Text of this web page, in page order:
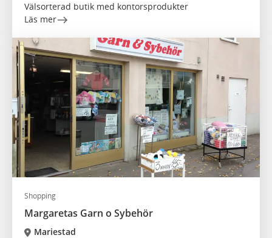
Välsorterad butik med kontorsprodukter
Läs mer
Shopping
Margaretas Garn o Sybehör
Mariestad